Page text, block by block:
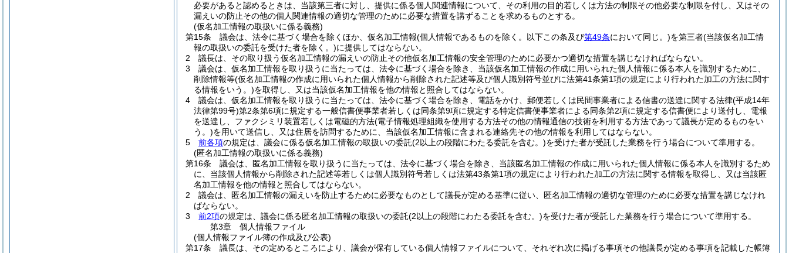
必要があると認めるときは、当該第三者に対し、提供に係る個人関連情報について、その利用の目的若しくは方法の制限その他必要な制限を付し、又はその
漏えいの防止その他の個人関連情報の適切な管理のために必要な措置を講ずることを求めるものとする。
(仮名加工情報の取扱いに係る義務)
第15条
議会は、法令に基づく場合を除くほか、仮名加工情報(個人情報であるものを除く。以下この条及び第49条において同じ。)を第三者(当該仮名加工情
報の取扱いの委託を受けた者を除く。)に提供してはならない。
2
議長は、その取り扱う仮名加工情報の漏えいの防止その他仮名加工情報の安全管理のために必要かつ適切な措置を講じなければならない。
3
議会は、仮名加工情報を取り扱うに当たっては、法令に基づく場合を除き、当該仮名加工情報の作成に用いられた個人情報に係る本人を識別するために、
削除情報等(仮名加工情報の作成に用いられた個人情報から削除された記述等及び個人識別符号並びに法第41条第1項の規定により行われた加工の方法に関す
る情報をいう。)を取得し、又は当該仮名加工情報を他の情報と照合してはならない。
4
議会は、仮名加工情報を取り扱うに当たっては、法令に基づく場合を除き、電話をかけ、郵便若しくは民間事業者による信書の送達に関する法律(平成14年
法律第99号)第2条第6項に規定する一般信書便事業者若しくは同条第9項に規定する特定信書便事業者による同条第2項に規定する信書便により送付し、電報
を送達し、ファクシミリ装置若しくは電磁的方法(電子情報処理組織を使用する方法その他の情報通信の技術を利用する方法であって議長が定めるものをい
う。)を用いて送信し、又は住居を訪問するために、当該仮名加工情報に含まれる連絡先その他の情報を利用してはならない。
5
前各項の規定は、議会に係る仮名加工情報の取扱いの委託(2以上の段階にわたる委託を含む。)を受けた者が受託した業務を行う場合について準用する。
(匿名加工情報の取扱いに係る義務)
第16条
議会は、匿名加工情報を取り扱うに当たっては、法令に基づく場合を除き、当該匿名加工情報の作成に用いられた個人情報に係る本人を識別するため
に、当該個人情報から削除された記述等若しくは個人識別符号若しくは法第43条第1項の規定により行われた加工の方法に関する情報を取得し、又は当該匿
名加工情報を他の情報と照合してはならない。
2
議会は、匿名加工情報の漏えいを防止するために必要なものとして議長が定める基準に従い、匿名加工情報の適切な管理のために必要な措置を講じなけれ
ばならない。
3
前2項の規定は、議会に係る匿名加工情報の取扱いの委託(2以上の段階にわたる委託を含む。)を受けた者が受託した業務を行う場合について準用する。
第3章
個人情報ファイル
(個人情報ファイル簿の作成及び公表)
第17条
議長は、その定めるところにより、議会が保有している個人情報ファイルについて、それぞれ次に掲げる事項その他議長が定める事項を記載した帳簿